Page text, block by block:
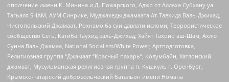
ополчение имени К. Минина и Д. Пожарского, Аджр от Аллаха Субхану уа
Тагьаля SHAM, АУМ Синрике, Муджахеды джамаата Ат-Тавхида Валь-Джихад,
Чистопольский Джамаат, Рохнамо ба суи давлати исломи, Террористическое
сообщество Сеть, Катиба Таухид валь-Джихад, Хайят Тахрир аш-Шам, Ахлю
Сунна Валь Джамаа, National Socialism/White Power, Артподготовка,
Религиозная группа “Джамаат “Красный пахарь”, Колумбайн, Хатлонский
джамаат, Мусульманская религиозная группа п. Кушкуль г. Оренбург,
Крымско-татарский добровольческий батальон имени Номана